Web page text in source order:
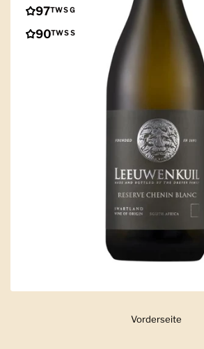
97TWS G
90TWS S
Zeige Folie 1
Vorderseite